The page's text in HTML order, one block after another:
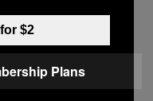
, som udkom i
kom til Europa
fremad, og er
online
$2
Plans